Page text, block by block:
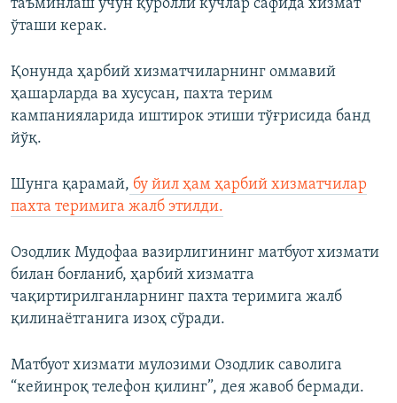
таъминлаш учун қуролли кучлар сафида хизмат
ўташи керак.
Қонунда ҳарбий хизматчиларнинг оммавий
ҳашарларда ва хусусан, пахта терим
кампанияларида иштирок этиши тўғрисида банд
йўқ.
Шунга қарамай, бу йил ҳам ҳарбий хизматчилар
пахта теримига жалб этилди.
Озодлик Мудофаа вазирлигининг матбуот хизмати
билан боғланиб, ҳарбий хизматга
чақиртирилганларнинг пахта теримига жалб
қилинаётганига изоҳ сўради.
Матбуот хизмати мулозими Озодлик саволига
“кейинроқ телефон қилинг”, дея жавоб бермади.